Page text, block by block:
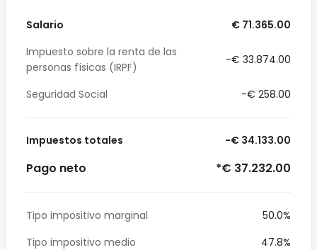
Salario
€ 71.365.00
Impuesto sobre la renta de las
personas físicas (IRPF)
-€ 33.874.00
Seguridad Social -€ 258.00
Impuestos totales -€ 34.133.00
Pago neto *€ 37.232.00
Tipo impositivo marginal
50.0%
Tipo impositivo medio
47.8%